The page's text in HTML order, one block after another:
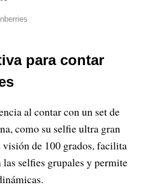
para contar
al contar con un set de
como su selfie ultra gran
de 100 grados, facilita
selfies grupales y permite